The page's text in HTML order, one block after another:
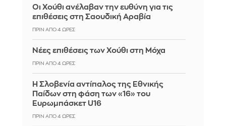
Οι Χούθι ανέλαβαν την ευθύνη για τις
επιθέσεις στη Σαουδική Αραβία
ΠΡΙΝ ΑΠΌ 4 ΏΡΕΣ
Νέες επιθέσεις των Χούθι στη Μόχα
ΠΡΙΝ ΑΠΌ 4 ΏΡΕΣ
Η Σλοβενία αντίπαλος της Εθνικής
Παίδων στη φάση των «16» του
Ευρωμπάσκετ U16
ΠΡΙΝ ΑΠΌ 4 ΏΡΕΣ